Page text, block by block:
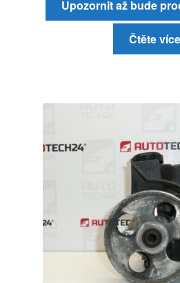
Upozornit až bude
Čtěte více